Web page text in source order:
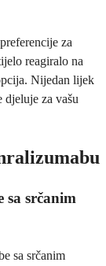
za
reagiralo na
Nijedan lijek
za vašu
sa srčanim
sa srčanim